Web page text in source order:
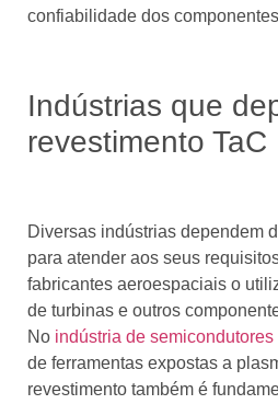
confiabilidade dos
Indústrias que
revestimento TaC
Diversas indústrias dependem
para atender aos seus
fabricantes aeroespaciais o
de turbinas e outros
No indústria de semicondutores
de ferramentas expostas a
revestimento também é